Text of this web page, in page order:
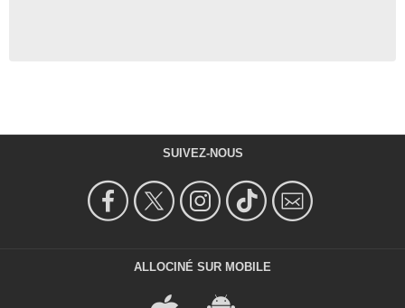
SUIVEZ-NOUS
ALLOCINÉ SUR MOBILE